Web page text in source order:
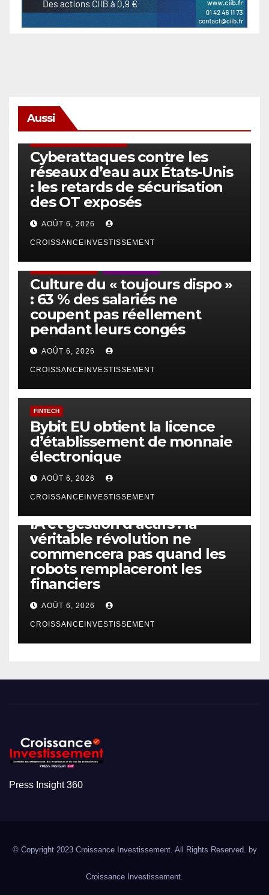
Aussi
Cyberattaques contre les
réseaux d’eau aux États-Unis
: les retards de sécurisation
des OT exposés
AOÛT 6, 2026
CROISSANCEINVESTISSEMENT
Culture du « toujours dispo »
: 63 % des salariés ne
coupent pas réellement
pendant leurs congés
AOÛT 6, 2026
CROISSANCEINVESTISSEMENT
FINTECH
Bybit EU obtient la licence
d’établissement de monnaie
électronique
AOÛT 6, 2026
CROISSANCEINVESTISSEMENT
IA et gestion d’actifs : la
véritable révolution ne
commencera pas quand les
robots remplaceront les
financiers
AOÛT 6, 2026
CROISSANCEINVESTISSEMENT
Press Insight 360
© Copyright 2023 Croissance Investissement. All Rights Reserved. by
Croissance Investissement.